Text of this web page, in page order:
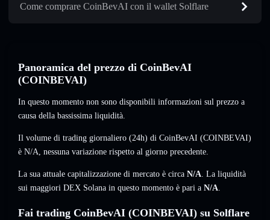
Come comprare CoinBevAI con il wallet Solflare
Panoramica del prezzo di CoinBevAI
(COINBEVAI)
In questo momento non sono disponibili informazioni sul prezzo a
causa della bassissima liquidità.
Il volume di trading giornaliero (24h) di CoinBevAI (COINBEVAI)
è N/A, nessuna variazione rispetto al giorno precedente.
La sua attuale capitalizzazione di mercato è circa N/A. La liquidità
sui maggiori DEX Solana in questo momento è pari a N/A.
Fai trading CoinBevAI (COINBEVAI) su Solflare